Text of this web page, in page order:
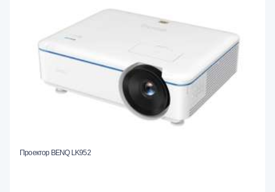
Проектор BENQ LK952